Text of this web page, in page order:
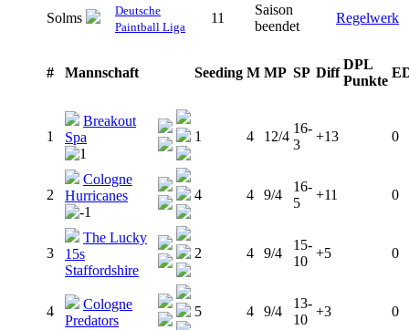
Solms
Deutsche
Paintball Liga
11
Saison
beendet
Regelwerk
# Mannschaft Seeding M MP SP Diff
DPL
Punkte
1
Breakout
Spa
1 4 12/4
16-
3
+13 0
2
Cologne
Hurricanes
4 4 9/4
16-
5
+11 0
3
The Lucky
15s
Staffordshire
2 4 9/4
15-
10
+5 0
4
Cologne
Predators
5 4 9/4
13-
10
+3 0